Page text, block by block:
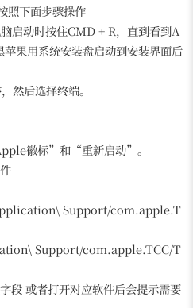
照下面步骤操作
启动时按住CMD + R，直到看到A
果用系统安装盘启动到安装界面后
然后选择终端。
徽标”和“重新启动”。
Support/com.apple.T
Support/com.apple.TCC/T
段 或者打开对应软件后会提示需要